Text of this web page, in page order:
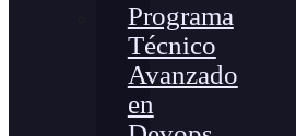
Programa
Técnico
Avanzado
en